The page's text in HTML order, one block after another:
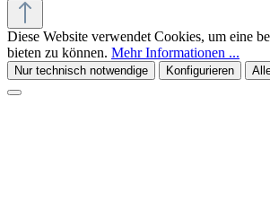
Diese Website verwendet Cookies, um eine
bieten zu können. Mehr Informationen ...
Nur technisch notwendige Konfigurieren